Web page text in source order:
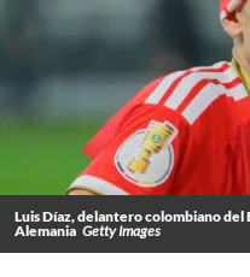
Luis Díaz, delantero colombiano
Alemania Getty Images